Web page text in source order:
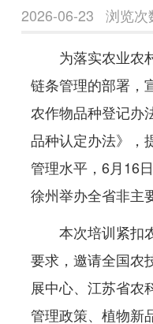
2026-06-23 浏览次
为落实农业农
链条管理的部署，
农作物品种登记办
品种认定办法》，
管理水平，6月16
徐州举办全省非主
本次培训紧扣
要求，邀请全国农
展中心、江苏省农
管理政策、植物新